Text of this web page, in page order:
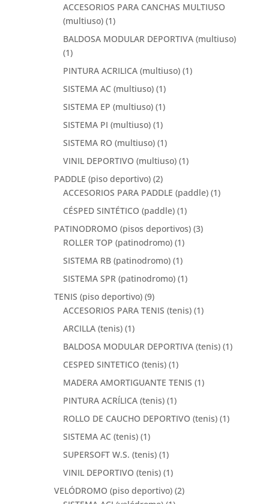
ACCESORIOS PARA CANCHAS MULTIUSO
(multiuso) (1)
BALDOSA MODULAR DEPORTIVA (multiuso)
(1)
PINTURA ACRILICA (multiuso) (1)
SISTEMA AC (multiuso) (1)
SISTEMA EP (multiuso) (1)
SISTEMA PI (multiuso) (1)
SISTEMA RO (multiuso) (1)
VINIL DEPORTIVO (multiuso) (1)
PADDLE (piso deportivo) (2)
ACCESORIOS PARA PADDLE (paddle) (1)
CÉSPED SINTÉTICO (paddle) (1)
PATINODROMO (pisos deportivos) (3)
ROLLER TOP (patinodromo) (1)
SISTEMA RB (patinodromo) (1)
SISTEMA SPR (patinodromo) (1)
TENIS (piso deportivo) (9)
ACCESORIOS PARA TENIS (tenis) (1)
ARCILLA (tenis) (1)
BALDOSA MODULAR DEPORTIVA (tenis) (1)
CESPED SINTETICO (tenis) (1)
MADERA AMORTIGUANTE TENIS (1)
PINTURA ACRÍLICA (tenis) (1)
ROLLO DE CAUCHO DEPORTIVO (tenis) (1)
SISTEMA AC (tenis) (1)
SUPERSOFT W.S. (tenis) (1)
VINIL DEPORTIVO (tenis) (1)
VELÓDROMO (piso deportivo) (2)